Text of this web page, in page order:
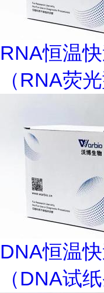
RNA恒温
（RNA荧光
DNA恒温
（DNA试